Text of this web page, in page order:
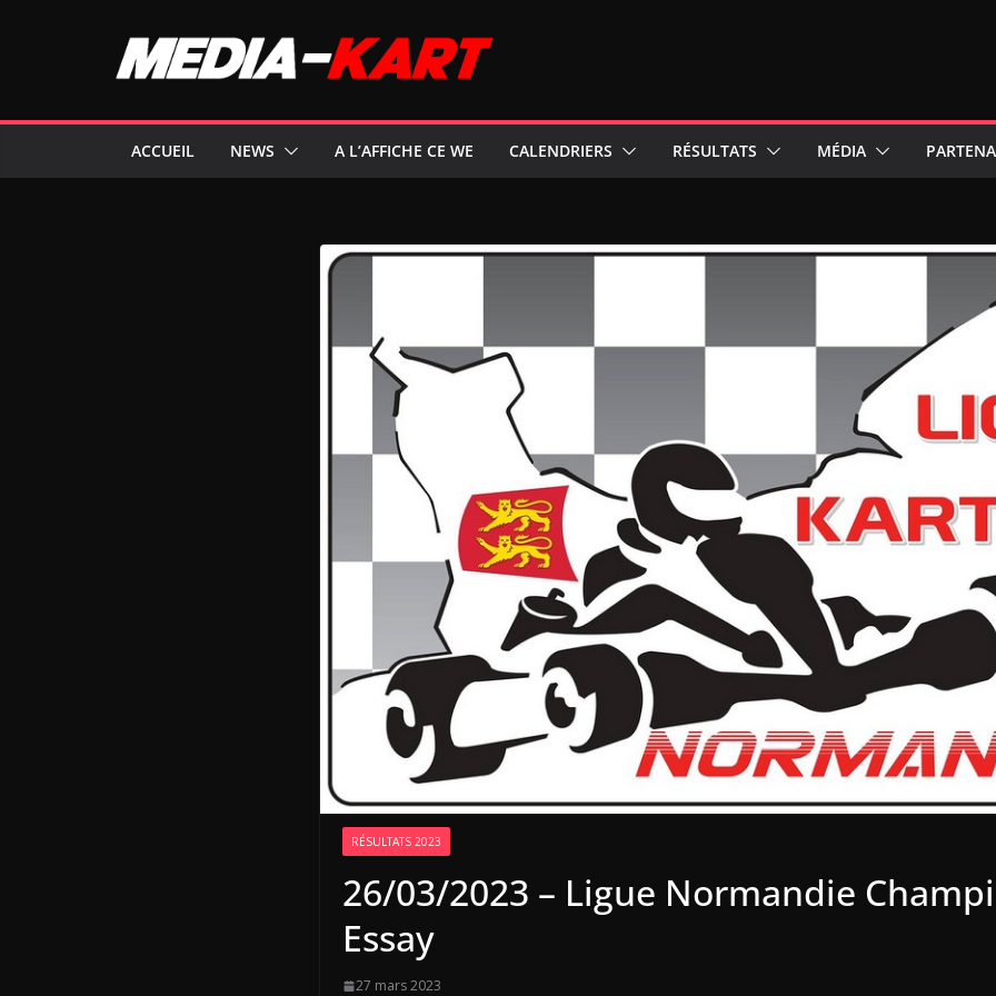
ACCUEIL NEWS A L’AFFICHE CE WE CALENDRIERS RÉSULTATS MÉDIA
RÉSULTATS 2023
26/03/2023 – Ligue Normandie
Essay
27 mars 2023